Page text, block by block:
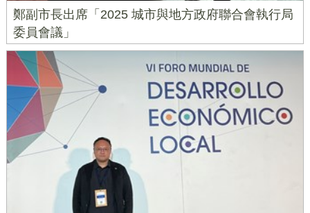
鄭副市長出席「2025 城市與地方政府聯合會執行局
委員會議」